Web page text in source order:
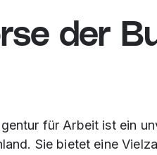
der
für Arbeit ist ein
Sie bietet eine